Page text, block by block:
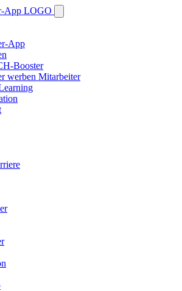
App
Booster
werben Mitarbeiter